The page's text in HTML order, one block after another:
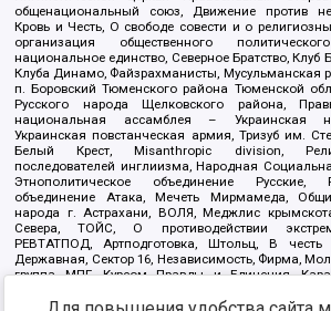
общенациональный союз, Движение против
Кровь и Честь, О свободе совести и о
организация общественного
национальное единство, Северное Братство, Клуб
Клуба Динамо, Файзрахманисты, Мусульманская
п. Боровский Тюменского района Тюменской
Русского народа Щелковского района,
национальная ассамблея – Украинская
Украинская повстанческая армия, Тризуб им.
Белый Крест, Misanthropic division,
последователей инглиизма, Народная
Этнополитическое объединение Русские,
объединение Атака, Мечеть Мирмамеда,
народа г. Астрахани, ВОЛЯ, Меджлис
Севера, ТОЙС, О противодействии
РЕВТАТПОД, Артподготовка, Штольц, В
Державная, Сектор 16, Независимость, Фирма,
группа МПГ, Курсом Правды и Единения,
Благотворительный пансионат Ак Умут,